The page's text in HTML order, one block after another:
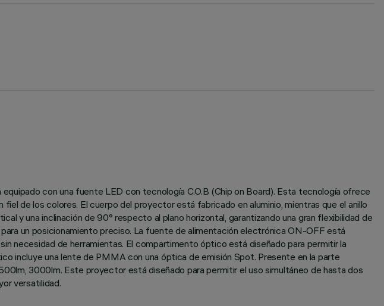
con una fuente LED con tecnología C.O.B (Chip on Board). Esta tecnología ofrece
de los colores. El cuerpo del proyector está fabricado en aluminio, mientras que el anillo
y una inclinación de 90° respecto al plano horizontal, garantizando una gran flexibilidad de
un posicionamiento preciso. La fuente de alimentación electrónica ON-OFF está
necesidad de herramientas. El compartimento óptico está diseñado para permitir la
incluye una lente de PMMA con una óptica de emisión Spot. Presente en la parte
3000lm. Este proyector está diseñado para permitir el uso simultáneo de hasta dos
versatilidad.